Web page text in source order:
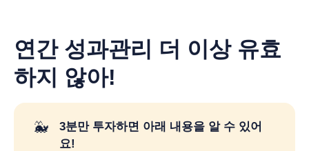
연간 성과관리 더 이상 유효
하지 않아!
🐳
3분만 투자하면 아래 내용을 알 수 있어
요!